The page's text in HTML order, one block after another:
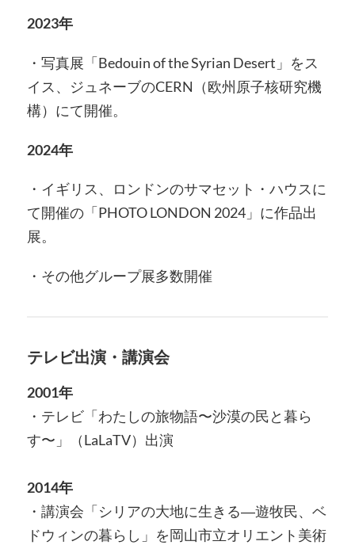
2023年
・写真展「Bedouin of the Syrian Desert」をス
イス、ジュネーブのCERN（欧州原子核研究機
構）にて開催。
2024年
・イギリス、ロンドンのサマセット・ハウスに
て開催の「PHOTO LONDON 2024」に作品出
展。
・その他グループ展多数開催
テレビ出演・講演会
2001年
・テレビ「わたしの旅物語〜沙漠の民と暮ら
す〜」（LaLaTV）出演
2014年
・講演会「シリアの大地に生きる―遊牧民、ベ
ドウィンの暮らし」を岡山市立オリエント美術